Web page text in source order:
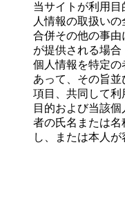
当サイトが利用
人情報の取扱い
合併その他の事由
が提供される場合
個人情報を特定
あって、その旨
項目、共同して利
目的および当該
者の氏名または
し、または本人